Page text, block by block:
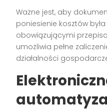
Ważne jest, aby
poniesienie kosztów
obowiązującymi
umożliwia pełne
działalności